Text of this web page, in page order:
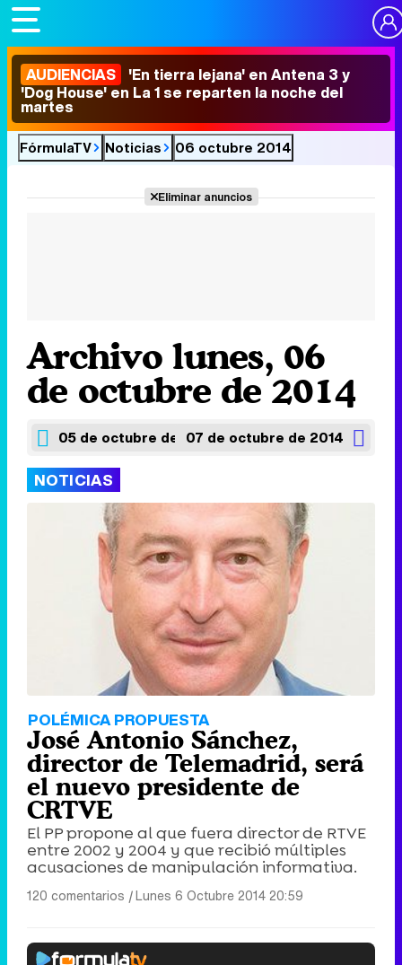
AUDIENCIAS 'En tierra lejana' en Antena 3 y
'Dog House' en La 1 se reparten la noche del
martes
FórmulaTV Noticias 06 octubre 2014
Eliminar anuncios
Archivo lunes, 06
de octubre de 2014
05 de octubre de 201407 de octubre de 2014
NOTICIAS
POLÉMICA PROPUESTA
José Antonio Sánchez,
director de Telemadrid, será
el nuevo presidente de
CRTVE
El PP propone al que fuera director de RTVE
entre 2002 y 2004 y que recibió múltiples
acusaciones de manipulación informativa.
120 comentarios |Lunes 6 Octubre 2014 20:59